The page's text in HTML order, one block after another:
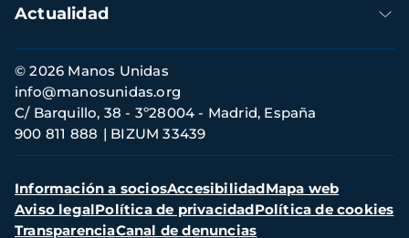
Actualidad
Información
de
contacto
© 2026 Manos Unidas
C/ Barquillo, 38 - 3º28004 - Madrid, España
900 811 888
BIZUM 33439
info@manosunidas.org
Menú
secundario
Información a sociosAccesibilidadMapa web
Aviso legalPolítica de privacidadPolítica de cookies
TransparenciaCanal de denuncias